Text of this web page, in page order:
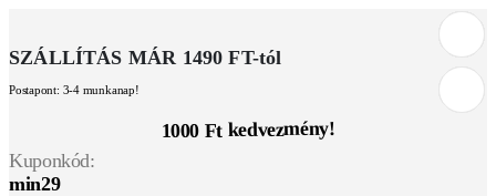
SZÁLLÍTÁS MÁR 1490 FT-tól
Postapont: 3-4 munkanap!
1000 Ft kedvezmény!
Kuponkód:
min29